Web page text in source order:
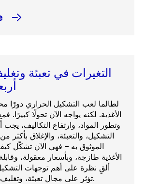
التغيرات في تعبئة
لطالما لعب التشكيل الحراري دورًا
الأغذية. لكنه يواجه الآن تحولًا كبيرًا.
وتطور المواد، وارتفاع التكاليف،
التشكيل، والتعبئة، والإغلاق بأكثر
الموثوق به – فهي الآن تشكّل
الأغذية طازجة، وبأسعار معقولة،
ألقِ نظرة على أهم توجهات
تؤثر على مجال تعبئة، وتغليف، وتوزيع الأغذية.